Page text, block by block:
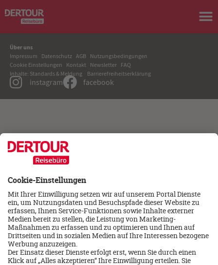
Über uns
Impressum Datenschutz AGB Nutzungsbedingungen
Cookie Einstellungen
Kontakt Newsletter FAQ
Inhalte: Standards & Meldung Barrierefreiheitserklärung
instagram facebook